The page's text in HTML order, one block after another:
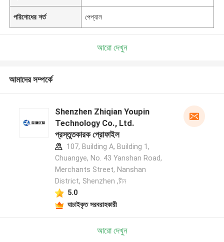
পরিশোধের শর্ত পেপ্যাল
আরো দেখুন
আমাদের সম্পর্কে
Shenzhen Zhiqian Youpin
Technology Co., Ltd.
প্রস্তুতকারক প্রোফাইল
107, Building A, Building 1,
Chuangye, No. 43 Yanshan Road,
Merchants Street, Nanshan
District, Shenzhen ,চীন
5.0
যাচাইকৃত সরবরাহকারী
আরো দেখুন